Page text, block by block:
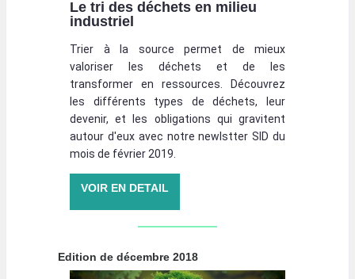
Le tri des déchets en milieu
industriel
Trier à la source permet de mieux
valoriser les déchets et de les
transformer en ressources. Découvrez
les différents types de déchets, leur
devenir, et les obligations qui gravitent
autour d'eux avec notre newlstter SID du
mois de février 2019.
VOIR EN DETAIL
Edition de décembre 2018